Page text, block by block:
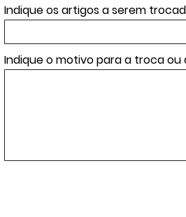
Indique os artigos a serem
Indique o motivo para a troca ou